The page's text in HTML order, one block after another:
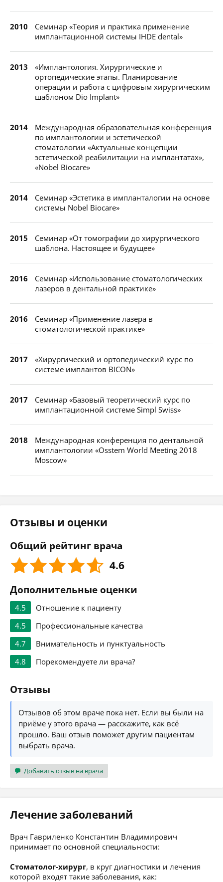
2010
Семинар «Теория и практика применение
имплантационной системы IHDE dental»
2013
«Имплантология. Хирургические и
ортопедические этапы. Планирование
операции и работа с цифровым хирургическим
шаблоном Dio Implant»
2014
Международная образовательная конференция
по имплантологии и эстетической
стоматологии «Актуальные концепции
эстетической реабилитации на имплантатах»,
«Nobel Biocare»
2014
Семинар «Эстетика в импланталогии на основе
системы Nobel Biocare»
2015
Семинар «От томографии до хирургического
шаблона. Настоящее и будущее»
2016
Семинар «Использование стоматологических
лазеров в дентальной практике»
2016
Семинар «Применение лазера в
стоматологической практике»
2017
«Хирургический и ортопедический курс по
системе имплантов BICON»
2017
Семинар «Базовый теоретический курс по
имплантационной системе Simpl Swiss»
2018
Международная конференция по дентальной
имплантологии «Osstem World Meeting 2018
Moscow»
Отзывы и оценки
Общий рейтинг врача
4.6
Дополнительные оценки
4.5
Отношение к пациенту
4.5
Профессиональные качества
4.7
Внимательность и пунктуальность
4.8
Порекомендуете ли врача?
Отзывы
Отзывов об этом враче пока нет. Если вы были на
приёме у этого врача — расскажите, как всё
прошло. Ваш отзыв поможет другим пациентам
выбрать врача.
Добавить отзыв на врача
Лечение заболеваний
Врач Гавриленко Константин Владимирович
принимает по основной специальности:
Стоматолог-хирург, в круг диагностики и лечения
которой входят такие заболевания, как: